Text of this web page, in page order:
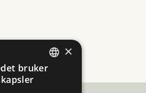
ENGLISH
×
bruker